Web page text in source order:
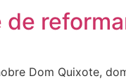
Dom Quixote,